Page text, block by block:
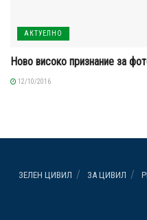
АКТУЕЛНО
Ново високо признание за
12/10/2016
ЗЕЛЕН ЦИВИЛ ЗА ЦИВИЛ